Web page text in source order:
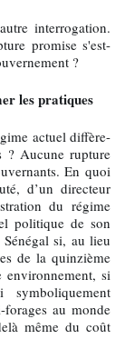
interrogation.
promise s'est-
?
les pratiques
actuel diffère-
? Aucune rupture
En quoi
d’un directeur
du régime
politique de son
si, au lieu
de la quinzième
environnement, si
au monde
même du coût